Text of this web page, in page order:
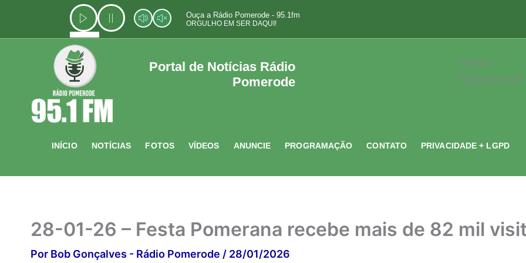
o
Ouça a Rádio Pomerode - 95.1fm
ORGULHO EM SER DAQUI!
Portal de Notícias Rádio
Pomerode
Tempo -
Tutiempo.net
INÍCIO NOTÍCIAS FOTOS VÍDEOS ANUNCIE PROGRAMAÇÃO CONTATO PRIVACIDADE + LGPD
28-01-26 – Festa Pomerana recebe mais de 82 mil
Por Bob Gonçalves - Rádio Pomerode / 28/01/2026